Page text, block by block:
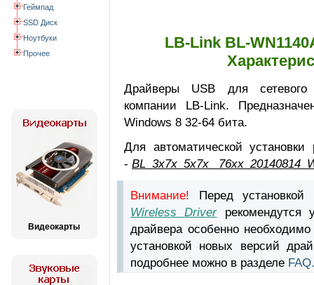
Геймпад
SSD Диск
Ноутбуки
Прочее
Видеокарты
LB-Link BL-
Драйверы USB для
компании LB-Link.
Windows 8 32-64 бита.
Для автоматической
- BL_3x7x_5x7x_
Внимание! Перед
Wireless Driverрекомендутся
драйвера особенно
установкой новых версий
подробнее можно в разделе FAQ.